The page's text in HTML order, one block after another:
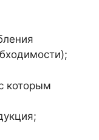
которым